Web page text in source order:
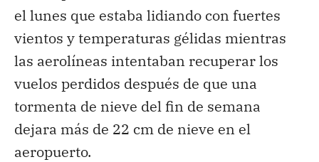
el lunes que estaba lidiando con fuertes
vientos y temperaturas gélidas mientras
las aerolíneas intentaban recuperar los
vuelos perdidos después de que una
tormenta de nieve del fin de semana
dejara más de 22 cm de nieve en el
aeropuerto.